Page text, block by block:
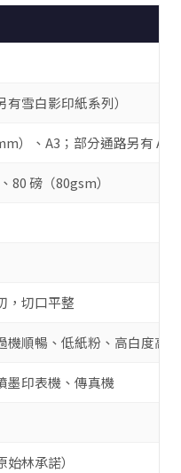
雪白影印紙系列）
）、A3；部分通路另有 A5
80 磅（80gsm）
，切口平整
機順暢、低紙粉、高白度高
墨印表機、傳真機
林承諾）